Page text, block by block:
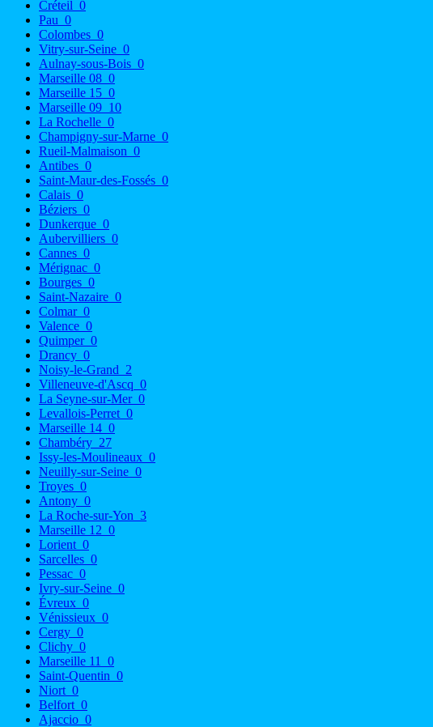
Créteil 0
Pau 0
Colombes 0
Vitry-sur-Seine 0
Aulnay-sous-Bois 0
Marseille 08 0
Marseille 15 0
Marseille 09 10
La Rochelle 0
Champigny-sur-Marne 0
Rueil-Malmaison 0
Antibes 0
Saint-Maur-des-Fossés 0
Calais 0
Béziers 0
Dunkerque 0
Aubervilliers 0
Cannes 0
Mérignac 0
Bourges 0
Saint-Nazaire 0
Colmar 0
Valence 0
Quimper 0
Drancy 0
Noisy-le-Grand 2
Villeneuve-d'Ascq 0
La Seyne-sur-Mer 0
Levallois-Perret 0
Marseille 14 0
Chambéry 27
Issy-les-Moulineaux 0
Neuilly-sur-Seine 0
Troyes 0
Antony 0
La Roche-sur-Yon 3
Marseille 12 0
Lorient 0
Sarcelles 0
Pessac 0
Ivry-sur-Seine 0
Évreux 0
Vénissieux 0
Cergy 0
Clichy 0
Marseille 11
0
Saint-Quentin 0
Niort 0
Belfort 0
Ajaccio 0